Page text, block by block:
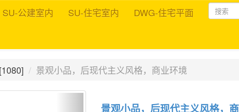
SU-公建室内 SU-住宅室内 DWG-住宅平面
景观小品，后现代主义风格，商业环境
景观小品，后现代主义风格，